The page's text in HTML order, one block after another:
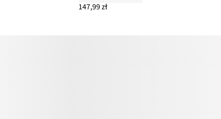
147,99 zł